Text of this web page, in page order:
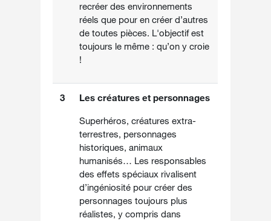
recréer des environnements
réels que pour en créer d’autres
de toutes pièces. L'objectif est
toujours le même : qu’on y croie
!
3 Les créatures et personnages
Superhéros, créatures extra-
terrestres, personnages
historiques, animaux
humanisés… Les responsables
des effets spéciaux rivalisent
d’ingéniosité pour créer des
personnages toujours plus
réalistes, y compris dans